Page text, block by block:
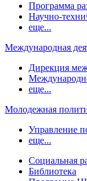
Программа
Научно-
еще...
Международная
Дирекция
еще...
Молодежная
Управление
еще...
Социальная
Библиотека